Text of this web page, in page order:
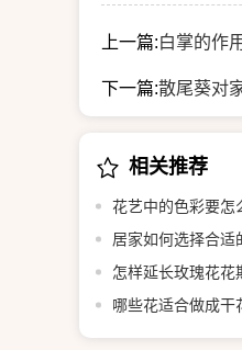
上一篇:白掌的作
下一篇:散尾葵对
相关推荐
花艺中的色彩要怎
艺色彩(图)
居家如何选择合适
摆脱家里只有一种花
怎样延长玫瑰花花
法(图)
哪些花适合做成干
花(图)